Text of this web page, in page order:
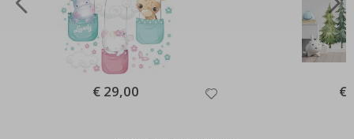
Special
Price
€ 29,00 €